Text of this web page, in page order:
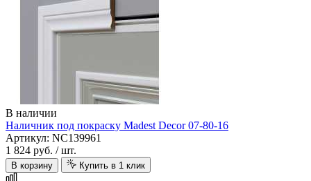
В наличии
Наличник под покраску Madest Decor 07-80-16
Артикул: NC139961
1 824 руб. / шт.
В корзину Купить в 1 клик